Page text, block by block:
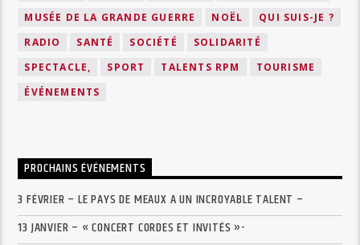
MUSÉE DE LA GRANDE GUERRE
NOËL
QUI SUIS-JE ?
RADIO
SANTÉ SOCIÉTÉ
SOLIDARITÉ
SPECTACLE,
SPORT TALENTS RPM
TOURISME
ÉVÉNEMENTS
PROCHAINS ÉVÉNEMENTS
3 FÉVRIER – LE PAYS DE MEAUX A UN INCROYABLE TALENT –
13 JANVIER – « CONCERT CORDES ET INVITÉS »-